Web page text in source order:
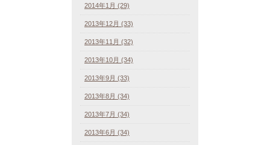
2014年1月 (29)
2013年12月 (33)
2013年11月 (32)
2013年10月 (34)
2013年9月 (33)
2013年8月 (34)
2013年7月 (34)
2013年6月 (34)